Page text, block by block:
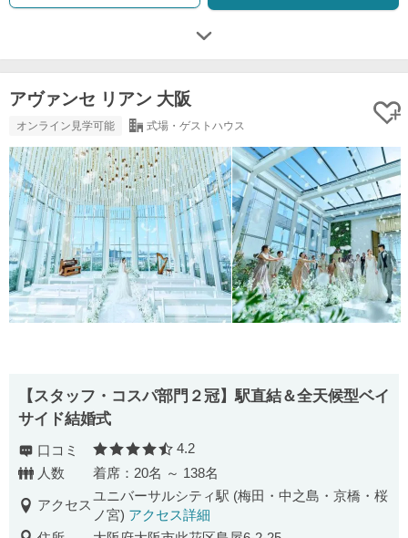
アヴァンセ リアン 大阪
オンライン見学可能 式場・ゲストハウス
【スタッフ・コスパ部門２冠】駅直結＆全天候型ベイ
サイド結婚式
口コミ 口コミ評価
4.2
人数
着席：20名 ～ 138名
アクセス
ユニバーサルシティ駅 (梅田・中之島・京橋・桜
ノ宮) アクセス詳細